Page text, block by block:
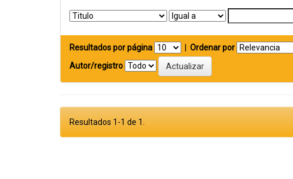
Resultados por página Ordenar por
Autor/registro
Resultados 1-1 de 1.